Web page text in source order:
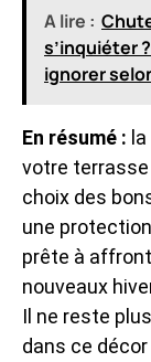
A lire :
s’inquiéter
ignorer
En résumé :
votre
choix des
une
prête à
nouveaux
Il ne reste
dans ce